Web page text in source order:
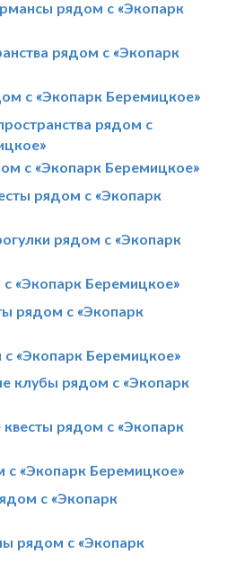
рядом с «Экопарк
рядом с «Экопарк
с «Экопарк Беремицкое»
рядом с
с «Экопарк Беремицкое»
рядом с «Экопарк
рядом с «Экопарк
«Экопарк Беремицкое»
рядом с «Экопарк
«Экопарк Беремицкое»
клубы рядом с «Экопарк
рядом с «Экопарк
с «Экопарк Беремицкое»
с «Экопарк
рядом с «Экопарк